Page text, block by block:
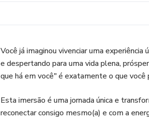
Você já imaginou vivenciar uma
e despertando para uma vida plena,
que há em você" é exatamente o que você
Esta imersão é uma jornada única e
reconectar consigo mesmo(a) e com a